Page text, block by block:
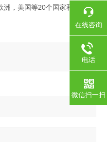
洲，美国等20个国家和地区。
在线咨询
电话
微信扫一扫